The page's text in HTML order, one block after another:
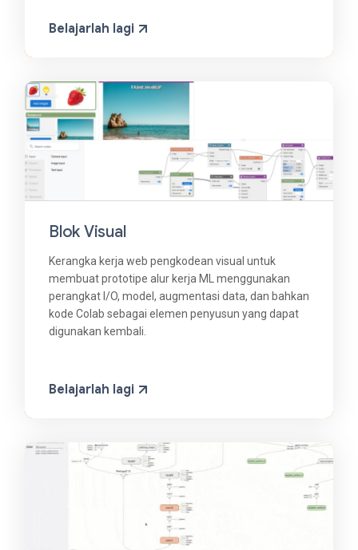
Belajarlah lagi
Blok Visual
Kerangka kerja web pengkodean visual untuk
membuat prototipe alur kerja ML menggunakan
perangkat I/O, model, augmentasi data, dan bahkan
kode Colab sebagai elemen penyusun yang dapat
digunakan kembali.
Belajarlah lagi